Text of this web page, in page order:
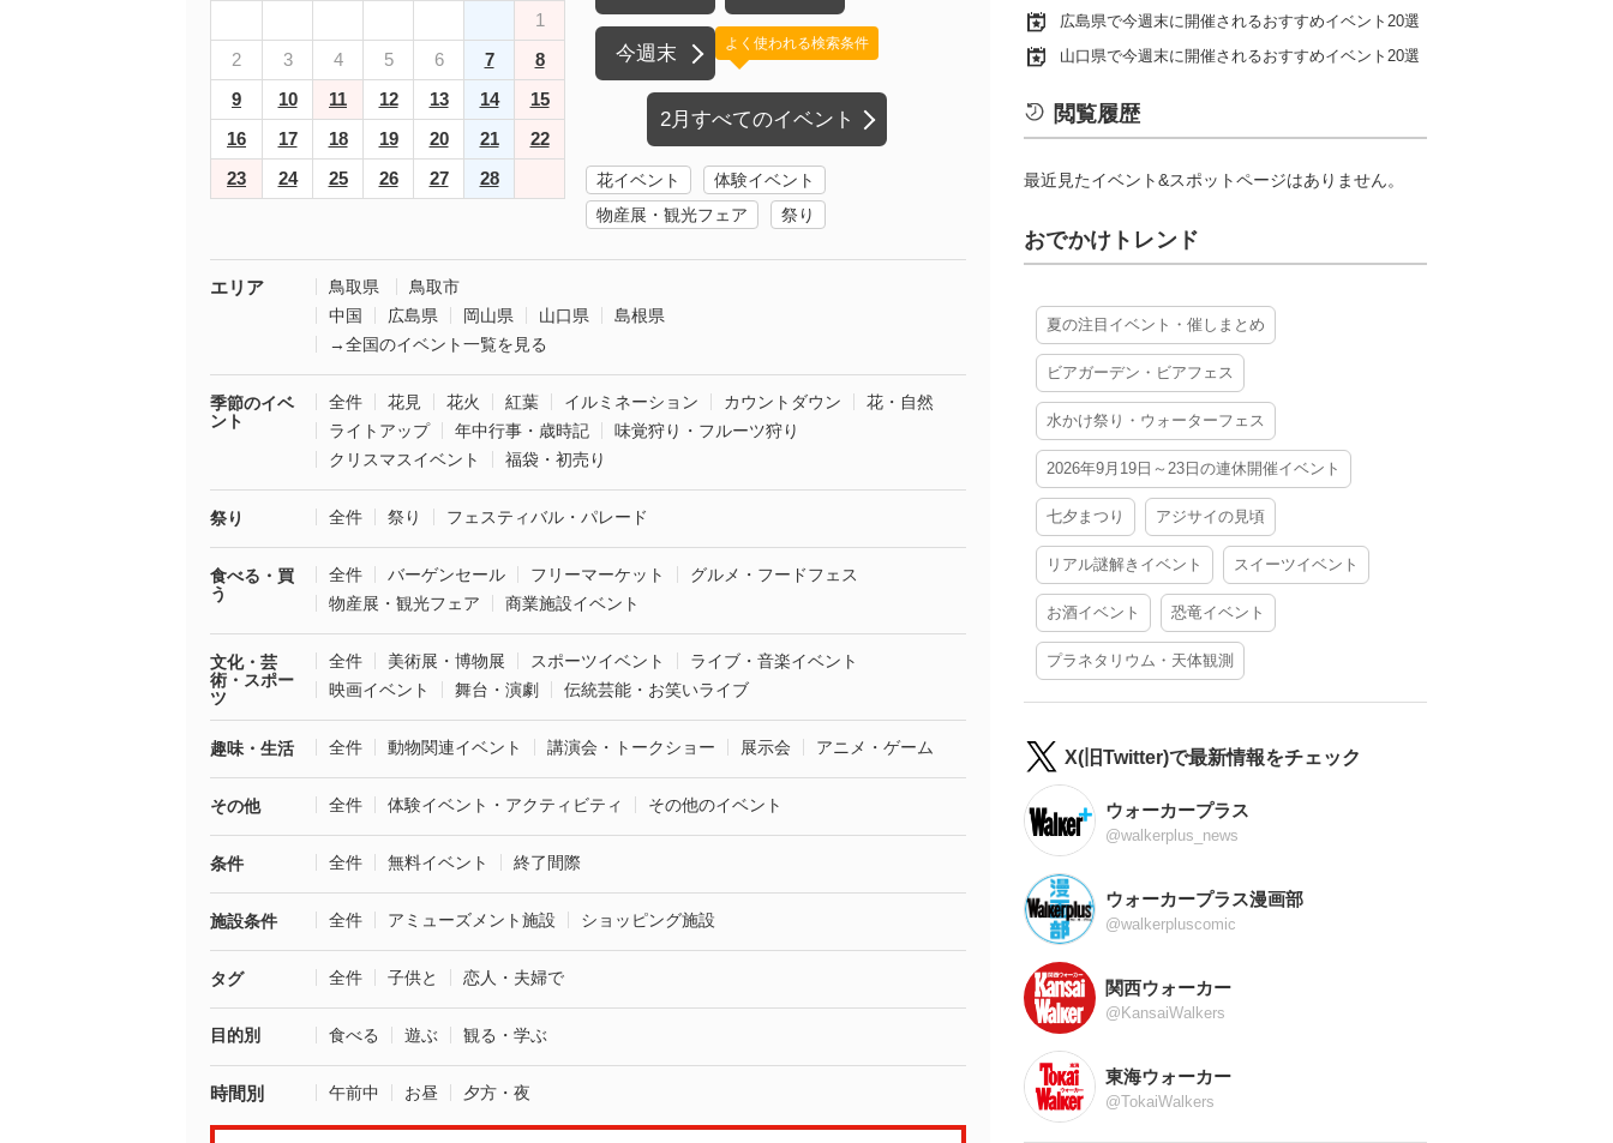
1
2
3 4 5 6 7
8
9
10 11 12 13 14
15
16
17 18 19 20 21
22
23
24 25 26 27 28
今週末
2月すべてのイベント
よく使われる検索条件
花イベント
体験イベント
物産展・観光フェア
祭り
エリア 鳥取県
鳥取市
中国
広島県 岡山県 山口県
島根県
→全国のイベント一覧を見る
季節のイベ
ント
全件 花見 花火 紅葉 イルミネーション カウントダウン
花・自然
ライトアップ
年中行事・歳時記
味覚狩り・フルーツ狩り
クリスマスイベント
福袋・初売り
祭り 全件 祭り フェスティバル・パレード
食べる・買
う
全件 バーゲンセール フリーマーケット
グルメ・フードフェス
物産展・観光フェア
商業施設イベント
文化・芸
術・スポー
ツ
全件 美術展・博物展 スポーツイベント
ライブ・音楽イベント
映画イベント
舞台・演劇 伝統芸能・お笑いライブ
趣味・生活 全件 動物関連イベント 講演会・トークショー 展示会 アニメ・ゲーム
その他 全件 体験イベント・アクティビティ その他のイベント
条件 全件 無料イベント 終了間際
施設条件 全件 アミューズメント施設 ショッピング施設
タグ 全件 子供と 恋人・夫婦で
目的別 食べる 遊ぶ 観る・学ぶ
時間別 午前中 お昼 夕方・夜
広島県で今週末に開催されるおすすめイベント20選
山口県で今週末に開催されるおすすめイベント20選
閲覧履歴
最近見たイベント&スポットページはありません。
おでかけトレンド
夏の注目イベント・催しまとめ
ビアガーデン・ビアフェス
水かけ祭り・ウォーターフェス
2026年9月19日～23日の連休開催イベント
七夕まつり アジサイの見頃
リアル謎解きイベント スイーツイベント
お酒イベント 恐竜イベント
プラネタリウム・天体観測
X(旧Twitter)で最新情報をチェック
ウォーカープラス
@walkerplus_news
ウォーカープラス漫画部
@walkerpluscomic
関西ウォーカー
@KansaiWalkers
東海ウォーカー
@TokaiWalkers